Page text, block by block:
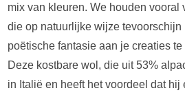
mix van kleuren. We houden vooral
die op natuurlijke wijze tevoorschijn
poëtische fantasie aan je creaties te
Deze kostbare wol, die uit 53%
in Italië en heeft het voordeel dat hij